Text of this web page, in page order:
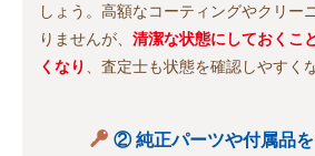
しょう。高額なコーティングやクリー
りませんが、 清潔な状態にしておくこ
くなり
、査定士も状態を確認しやすく
② 純正パーツや付属品